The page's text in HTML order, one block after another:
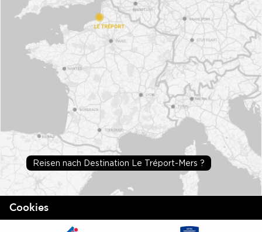
Reisen nach Destination Le Tréport-Mers ?
Cookies